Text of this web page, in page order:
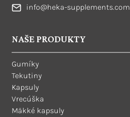
info@heka-supplements.com
NAŠE PRODUKTY
Gumíky
Tekutiny
Kapsuly
Vrecúška
Mäkké kapsuly